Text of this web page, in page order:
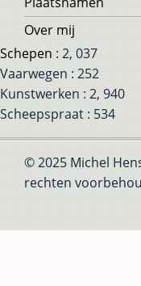
Over mij
Schepen : 2, 037
Vaarwegen : 252
Kunstwerken : 2, 940
Scheepspraat : 534
© 2025 Michel
rechten